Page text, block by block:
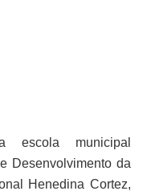
municipal
Desenvolvimento da
Henedina Cortez,